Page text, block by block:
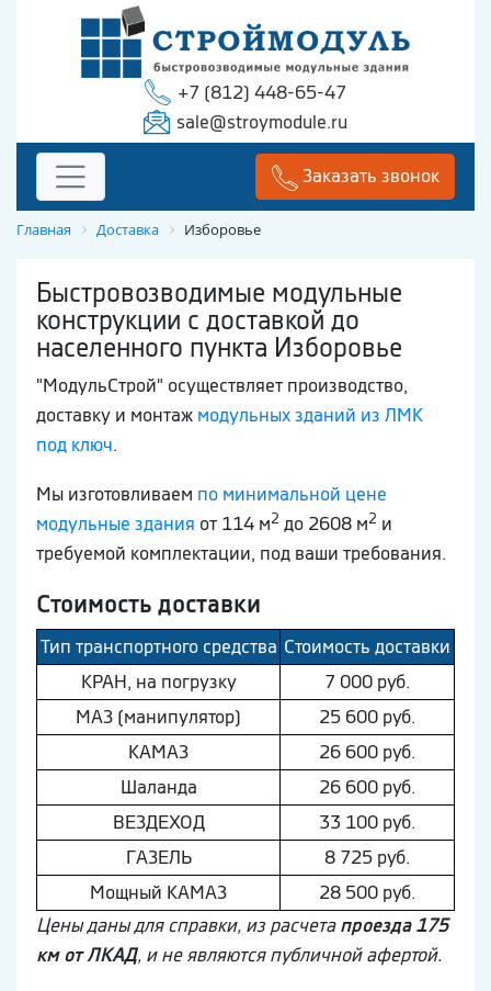
+7 (812) 448-65-47
sale@stroymodule.ru
Заказать звонок
Главная Доставка Изборовье
Быстровозводимые модульные
конструкции с доставкой до
населенного пункта Изборовье
"МодульСтрой" осуществляет производство,
доставку и монтаж модульных зданий из ЛМК
под ключ.
Мы изготовливаем по минимальной цене
модульные здания от 114 м2 до 2608 м2 и
требуемой комплектации, под ваши требования.
Стоимость доставки
Тип транспортного средства Стоимость доставки
КРАН, на погрузку
7 000 руб.
МAЗ (манипулятор)
25 600 руб.
КAМAЗ
26 600 руб.
Шaлaнда
26 600 руб.
ВEЗДEХОД
33 100 руб.
ГAЗEЛЬ
8 725 руб.
Мощный КAМAЗ
28 500 руб.
Цены даны для справки, из расчетапроезда 175
км от ЛКАД, и не являются публичной афертой.